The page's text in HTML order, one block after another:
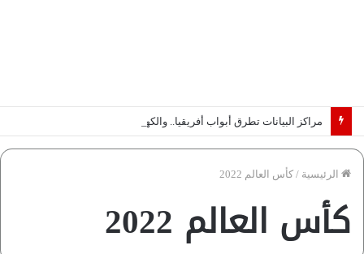
الرئيسية / كأس العالم 2022
كأس العالم 2022